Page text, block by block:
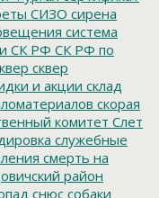
СИЗО сирена
система
СК РФ СК РФ по
сквер
и акции склад
скорая
комитет Слет
служебные
смерть на
район
снюс собаки